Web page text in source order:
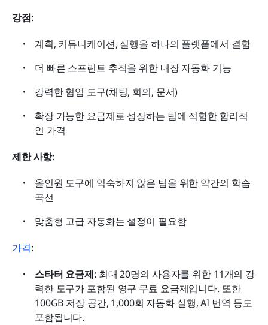
강점:
계획, 커뮤니케이션, 실행을 하나의 플랫폼에서 결합
더 빠른 스프린트 추적을 위한 내장 자동화 기능
강력한 협업 도구(채팅, 회의, 문서)
확장 가능한 요금제로 성장하는 팀에 적합한 합리적
인 가격
제한 사항:
올인원 도구에 익숙하지 않은 팀을 위한 약간의 학습
곡선
맞춤형 고급 자동화는 설정이 필요함
가격:
스타터 요금제: 최대 20명의 사용자를 위한 11개의 강
력한 도구가 포함된 영구 무료 요금제입니다. 또한
100GB 저장 공간, 1,000회 자동화 실행, AI 번역 등도
포함됩니다.